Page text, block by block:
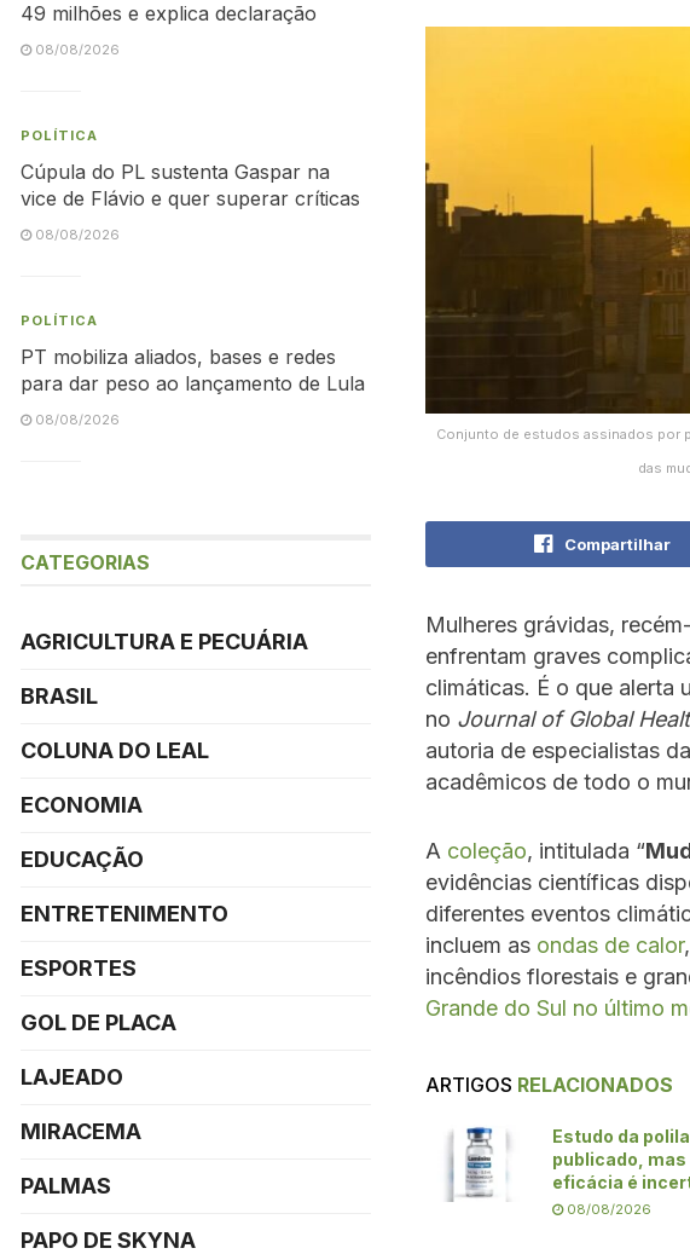
Conjunto de estudos assinados por
das
Compartilhar
Mulheres grávidas,
enfrentam graves
climáticas. É o que alerta
no Journal of Global
autoria de especialistas
acadêmicos de todo o
A coleção, intitulada “
evidências científicas
diferentes eventos
incluem as ondas de calor,
incêndios florestais e
Grande do Sul no último
ARTIGOS RELACIONADOS
Estudo da
publicado,
eficácia é
08/08/2026
49 milhões e explica declaração
08/08/2026
POLÍTICA
Cúpula do PL sustenta Gaspar na
vice de Flávio e quer superar críticas
08/08/2026
POLÍTICA
PT mobiliza aliados, bases e redes
para dar peso ao lançamento de Lula
08/08/2026
CATEGORIAS
AGRICULTURA E PECUÁRIA
BRASIL
COLUNA DO LEAL
ECONOMIA
EDUCAÇÃO
ENTRETENIMENTO
ESPORTES
GOL DE PLACA
LAJEADO
MIRACEMA
PALMAS
PAPO DE SKYNA